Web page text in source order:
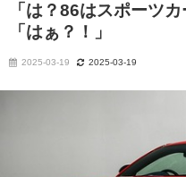
「は？86はスポーツ
「はぁ？！」
2025-03-19 2025-03-19